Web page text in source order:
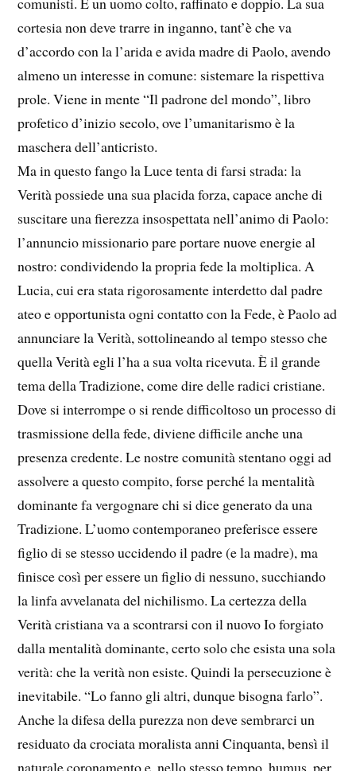
cortesia non deve trarre in inganno, tant’è che va
d’accordo con la l’arida e avida madre di Paolo, avendo
almeno un interesse in comune: sistemare la rispettiva
prole. Viene in mente “Il padrone del mondo”, libro
profetico d’inizio secolo, ove l’umanitarismo è la
maschera dell’anticristo.
Ma in questo fango la Luce tenta di farsi strada: la
Verità possiede una sua placida forza, capace anche di
suscitare una fierezza insospettata nell’animo di Paolo:
l’annuncio missionario pare portare nuove energie al
nostro: condividendo la propria fede la moltiplica. A
Lucia, cui era stata rigorosamente interdetto dal padre
ateo e opportunista ogni contatto con la Fede, è Paolo ad
annunciare la Verità, sottolineando al tempo stesso che
quella Verità egli l’ha a sua volta ricevuta. È il grande
tema della Tradizione, come dire delle radici cristiane.
Dove si interrompe o si rende difficoltoso un processo di
trasmissione della fede, diviene difficile anche una
presenza credente. Le nostre comunità stentano oggi ad
assolvere a questo compito, forse perché la mentalità
dominante fa vergognare chi si dice generato da una
Tradizione. L’uomo contemporaneo preferisce essere
figlio di se stesso uccidendo il padre (e la madre), ma
finisce così per essere un figlio di nessuno, succhiando
la linfa avvelanata del nichilismo. La certezza della
Verità cristiana va a scontrarsi con il nuovo Io forgiato
dalla mentalità dominante, certo solo che esista una sola
verità: che la verità non esiste. Quindi la persecuzione è
inevitabile. “Lo fanno gli altri, dunque bisogna farlo”.
Anche la difesa della purezza non deve sembrarci un
residuato da crociata moralista anni Cinquanta, bensì il
naturale coronamento e, nello stesso tempo, humus, per